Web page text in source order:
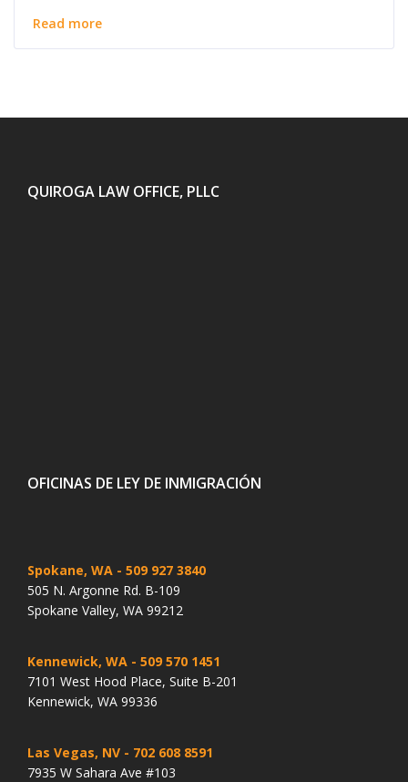
Read more
QUIROGA LAW OFFICE, PLLC
OFICINAS DE LEY DE INMIGRACIÓN
Spokane, WA - 509 927 3840
505 N. Argonne Rd. B-109
Spokane Valley, WA 99212
Kennewick, WA - 509 570 1451
7101 West Hood Place, Suite B-201
Kennewick, WA 99336
Las Vegas, NV - 702 608 8591
7935 W Sahara Ave #103